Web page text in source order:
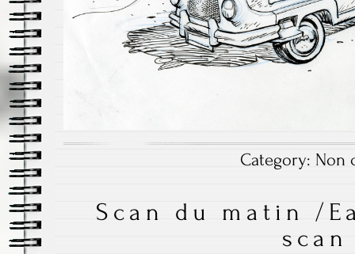
Category: Non
Scan du matin /
scan